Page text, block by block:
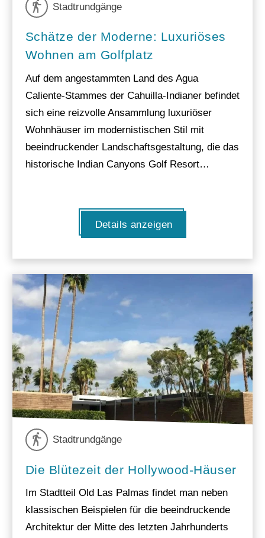
Stadtrundgänge
Schätze der Moderne: Luxuriöses
Wohnen am Golfplatz
Auf dem angestammten Land des Agua
Caliente-Stammes der Cahuilla-Indianer befindet
sich eine reizvolle Ansammlung luxuriöser
Wohnhäuser im modernistischen Stil mit
beeindruckender Landschaftsgestaltung, die das
historische Indian Canyons Golf Resort…
Details anzeigen
Stadtrundgänge
Die Blütezeit der Hollywood-Häuser
Im Stadtteil Old Las Palmas findet man neben
klassischen Beispielen für die beeindruckende
Architektur der Mitte des letzten Jahrhunderts